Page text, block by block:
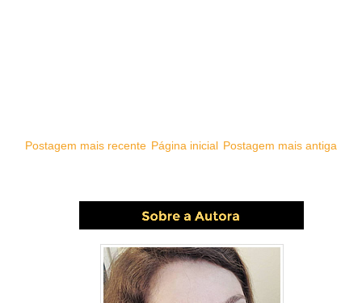
Postagem mais recente Postagem mais antiga
Página inicial